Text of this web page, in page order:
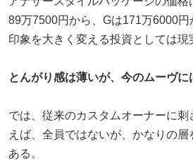
89万7500円から、Gは171万6000
印象を大きく変える投資としては現
とんがり感は薄いが、今のムーヴ
では、従来のカスタムオーナーに
えば、全員ではないが、かなりの
ある。